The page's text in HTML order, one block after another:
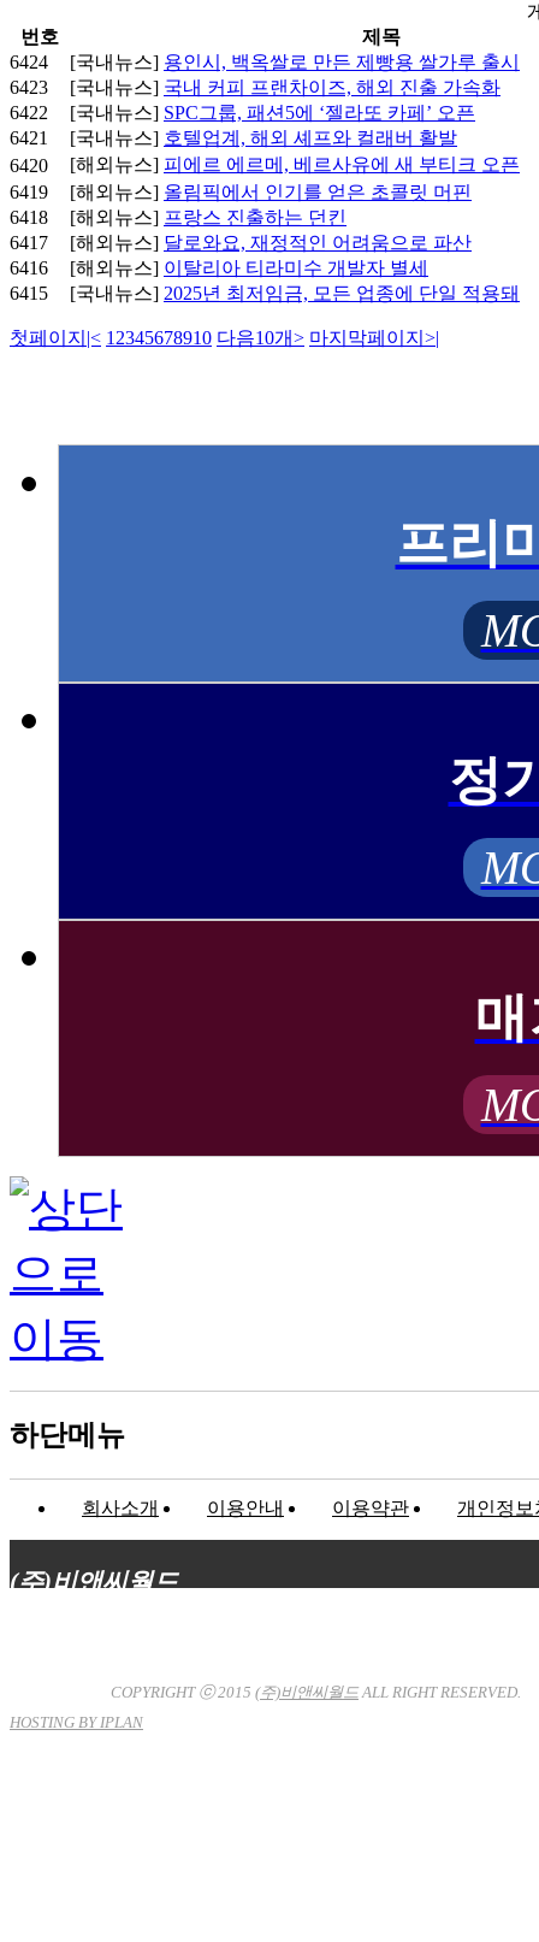
번호
제목
6424
[국내뉴스] 용인시, 백옥쌀로 만든 제빵용 쌀가루 출시
6423
[국내뉴스] 국내 커피 프랜차이즈, 해외 진출 가속화
6422
[국내뉴스] SPC그룹, 패션5에 ‘젤라또 카페’ 오픈
6421
[국내뉴스] 호텔업계, 해외 셰프와 컬래버 활발
6420
[해외뉴스] 피에르 에르메, 베르사유에 새 부티크 오픈
6419
[해외뉴스] 올림픽에서 인기를 얻은 초콜릿 머핀
6418
[해외뉴스] 프랑스 진출하는 던킨
6417
[해외뉴스] 달로와요, 재정적인 어려움으로 파산
6416
[해외뉴스] 이탈리아 티라미수 개발자 별세
6415
[국내뉴스] 2025년 최저임금, 모든 업종에 단일 적용돼
첫페이지 |< 1 2345678910 다음10개> 마지막페이지 >|
프리
정
하단메뉴
회사소개 이용안내 이용약관 개인정보
(주)비앤씨월드
COPYRIGHT ⓒ 2015 (주)비앤씨월드ALL RIGHT RESERVED.
HOSTING BY IPLAN